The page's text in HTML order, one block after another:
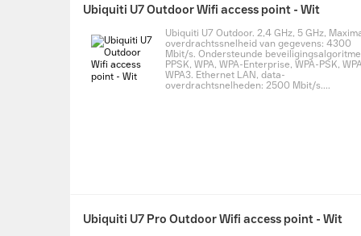
Ubiquiti U7 Outdoor Wifi access point - Wit
Ubiquiti U7 Outdoor. 2,4 GHz, 5 GHz,
overdrachtssnelheid van gegevens: 4300
Mbit/s. Ondersteunde
PPSK, WPA, WPA-Enterprise, WPA-PSK,
WPA3. Ethernet LAN, data-
overdrachtsnelheden: 2500 Mbit/s....
Ubiquiti U7 Pro Outdoor Wifi access point - Wit